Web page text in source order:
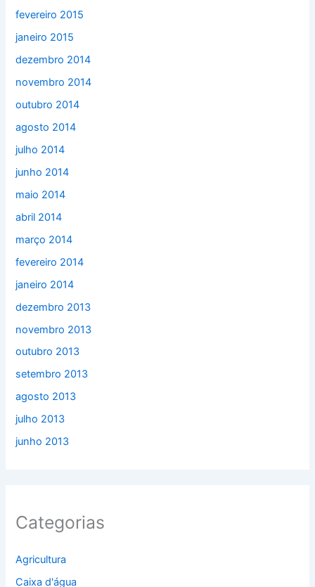
fevereiro 2015
janeiro 2015
dezembro 2014
novembro 2014
outubro 2014
agosto 2014
julho 2014
junho 2014
maio 2014
abril 2014
março 2014
fevereiro 2014
janeiro 2014
dezembro 2013
novembro 2013
outubro 2013
setembro 2013
agosto 2013
julho 2013
junho 2013
Categorias
Agricultura
Caixa d'água